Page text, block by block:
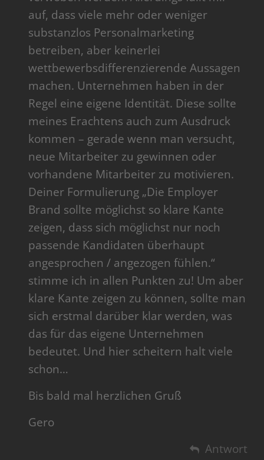
auf, dass viele mehr oder weniger
substanzlos Personalmarketing
betreiben, aber keinerlei
wettbewerbsdifferenzierende Aussagen
machen. Unternehmen haben in der
Regel eine eigene Identität. Diese sollte
meines Erachtens auch zum Ausdruck
kommen – gerade wenn man versucht,
neue Mitarbeiter zu gewinnen oder
vorhandene Mitarbeiter zu motivieren.
Deiner Formulierung „Die Employer
Brand sollte möglichst so klare Kante
zeigen, dass sich möglichst nur noch
passende Kandidaten überhaupt
angesprochen / angezogen fühlen.“
stimme ich in allen Punkten zu! Um aber
klare Kante zeigen zu können, sollte man
sich erstmal darüber klar werden, was
das für das eigene Unternehmen
bedeutet. Und hier scheitern halt viele
schon…
Bis bald mal herzlichen Gruß
Gero
Antwort